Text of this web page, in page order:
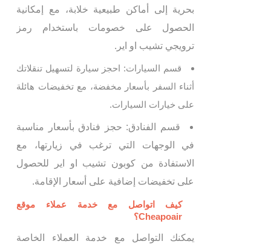
بحرية إلى أماكن طبيعية خلابة، مع إمكانية
الحصول على خصومات باستخدام رمز
ترويجي تشيب او اير.
قسم السيارات: احجز سيارة لتسهيل تنقلاتك
أثناء السفر بأسعار مخفضة، مع تخفيضات هائلة
على خيارات السيارات.
قسم الفنادق: حجز فنادق بأسعار مناسبة
في الوجهات التي ترغب في زيارتها، مع
الاستفادة من كوبون تشيب او اير للحصول
على تخفيضات إضافية على أسعار الإقامة.
كيف اتواصل مع خدمة عملاء موقع
Cheapoair؟
يمكنك التواصل مع خدمة العملاء الخاصة